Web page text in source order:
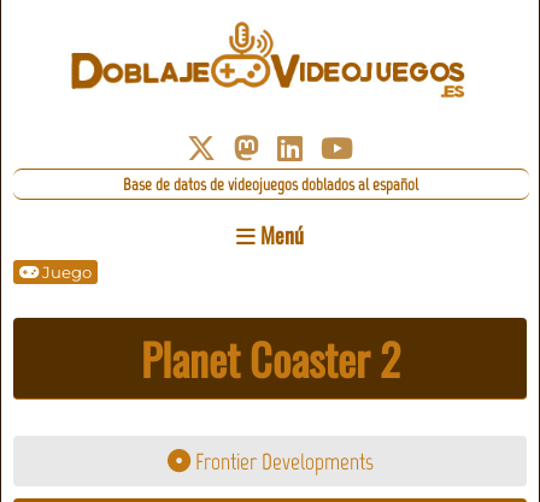
Base de datos de videojuegos doblados al español
Menú
Juego
Planet Coaster 2
Frontier Developments